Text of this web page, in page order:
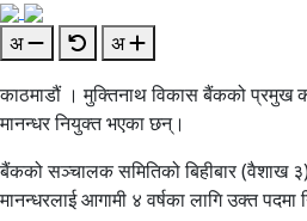
अ
अ
काठमाडौं । मुक्तिनाथ विकास बैंकको प्रमुख
मानन्धर नियुक्त भएका छन्।
बैंकको सञ्चालक समितिको बिहीबार
मानन्धरलाई आगामी ४ वर्षका लागि उक्त पदमा